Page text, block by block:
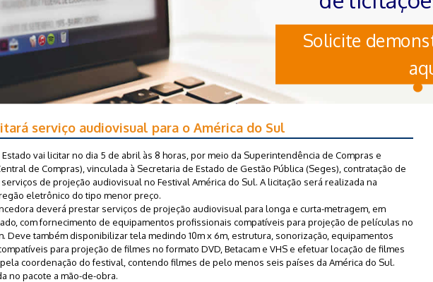
Solicite
serviço audiovisual para o América do Sul
vai licitar no dia 5 de abril às 8 horas, por meio da Superintendência de Compras e
de Compras), vinculada à Secretaria de Estado de Gestão Pública (Seges), contratação de
de projeção audiovisual no Festival América do Sul. A licitação será realizada na
eletrônico do tipo menor preço.
deverá prestar serviços de projeção audiovisual para longa e curta-metragem, em
com fornecimento de equipamentos profissionais compatíveis para projeção de películas no
Deve também disponibilizar tela medindo 10m x 6m, estrutura, sonorização, equipamentos
para projeção de filmes no formato DVD, Betacam e VHS e efetuar locação de filmes
coordenação do festival, contendo filmes de pelo menos seis países da América do Sul.
no pacote a mão-de-obra.